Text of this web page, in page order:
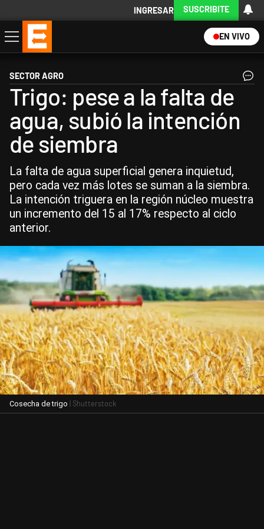
INGRESAR SUSCRIBITE
EN VIVO
Economía
Política
Internacional
Actualidad
Descargá la App
SECTOR AGRO
Trigo: pese a la falta de
agua, subió la intención
de siembra
La falta de agua superficial genera inquietud,
pero cada vez más lotes se suman a la siembra.
La intención triguera en la región núcleo muestra
un incremento del 15 al 17% respecto al ciclo
anterior.
Cosecha de trigo | Shutterstock